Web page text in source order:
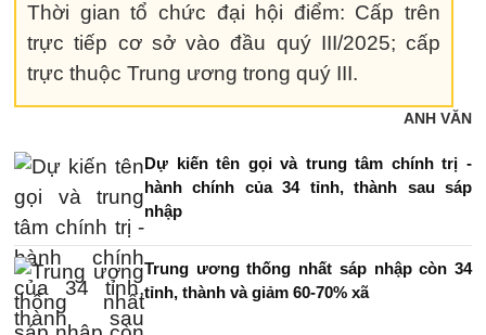
Thời gian tổ chức đại hội điểm: Cấp trên
trực tiếp cơ sở vào đầu quý III/2025; cấp
trực thuộc Trung ương trong quý III.
ANH VĂN
Dự kiến tên gọi và trung tâm chính trị -
hành chính của 34 tỉnh, thành sau sáp
nhập
Trung ương thống nhất sáp nhập còn 34
tỉnh, thành và giảm 60-70% xã